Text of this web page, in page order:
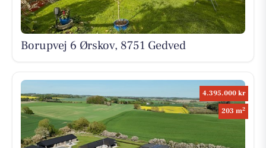
Borupvej 6 Ørskov, 8751 Gedved
4.395.000 kr
203 m2